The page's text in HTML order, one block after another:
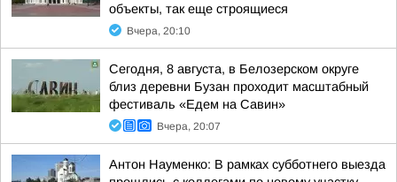
объекты, так еще строящиеся
Вчера, 20:10
Сегодня, 8 августа, в Белозерском округе
близ деревни Бузан проходит масштабный
фестиваль «Едем на Савин»
Вчера, 20:07
Антон Науменко: В рамках субботнего выезда